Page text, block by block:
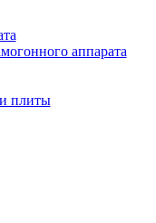
аппарата
плиты